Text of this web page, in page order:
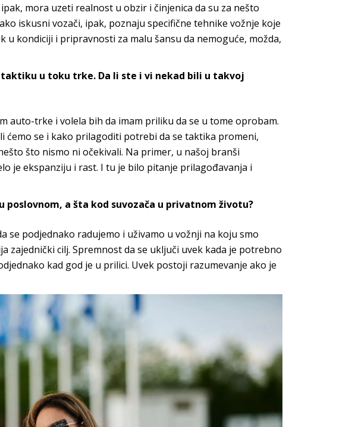
ipak, mora uzeti realnost u obzir i činjenica da su za nešto
iskusni vozači, ipak, poznaju specifične tehnike vožnje koje
u kondiciji i pripravnosti za malu šansu da nemoguće, možda,
u toku trke. Da li ste i vi nekad bili u takvoj
auto-trke i volela bih da imam priliku da se u tome oprobam.
ćemo se i kako prilagoditi potrebi da se taktika promeni,
što nismo ni očekivali. Na primer, u našoj branši
je ekspanziju i rast. I tu je bilo pitanje prilagođavanja i
poslovnom, a šta kod suvozača u privatnom životu?
se podjednako radujemo i uživamo u vožnji na koju smo
zajednički cilj. Spremnostda se uključi uvek kada je potrebno
kad god je u prilici. Uvek postoji razumevanje ako je